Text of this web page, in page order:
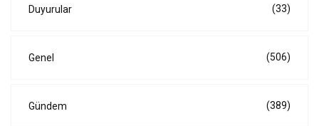
Duyurular (33)
Genel (506)
Gündem (389)